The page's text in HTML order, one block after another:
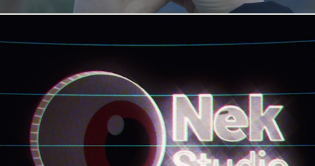
Thank you - 2024
2024